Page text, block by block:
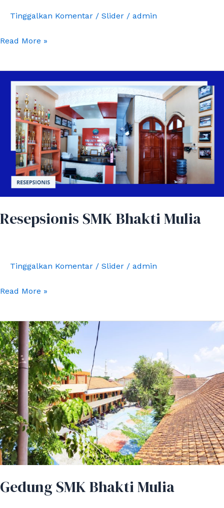
Tinggalkan Komentar / Slider / admin
Read More »
Resepsionis SMK Bhakti Mulia
Tinggalkan Komentar / Slider / admin
SMK
Bhakti
Mulia
Read More »
Gedung SMK Bhakti Mulia
Gedung
SMK
Bhakti
Mulia